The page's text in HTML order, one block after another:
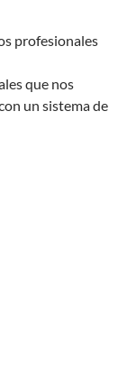
profesionales
que nos
un sistema de